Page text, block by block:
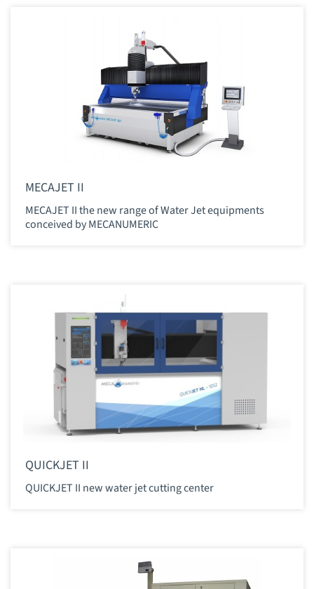
MECAJET II
MECAJET II the new range of Water Jet equipments
conceived by MECANUMERIC
QUICKJET II
QUICKJET II new water jet cutting center